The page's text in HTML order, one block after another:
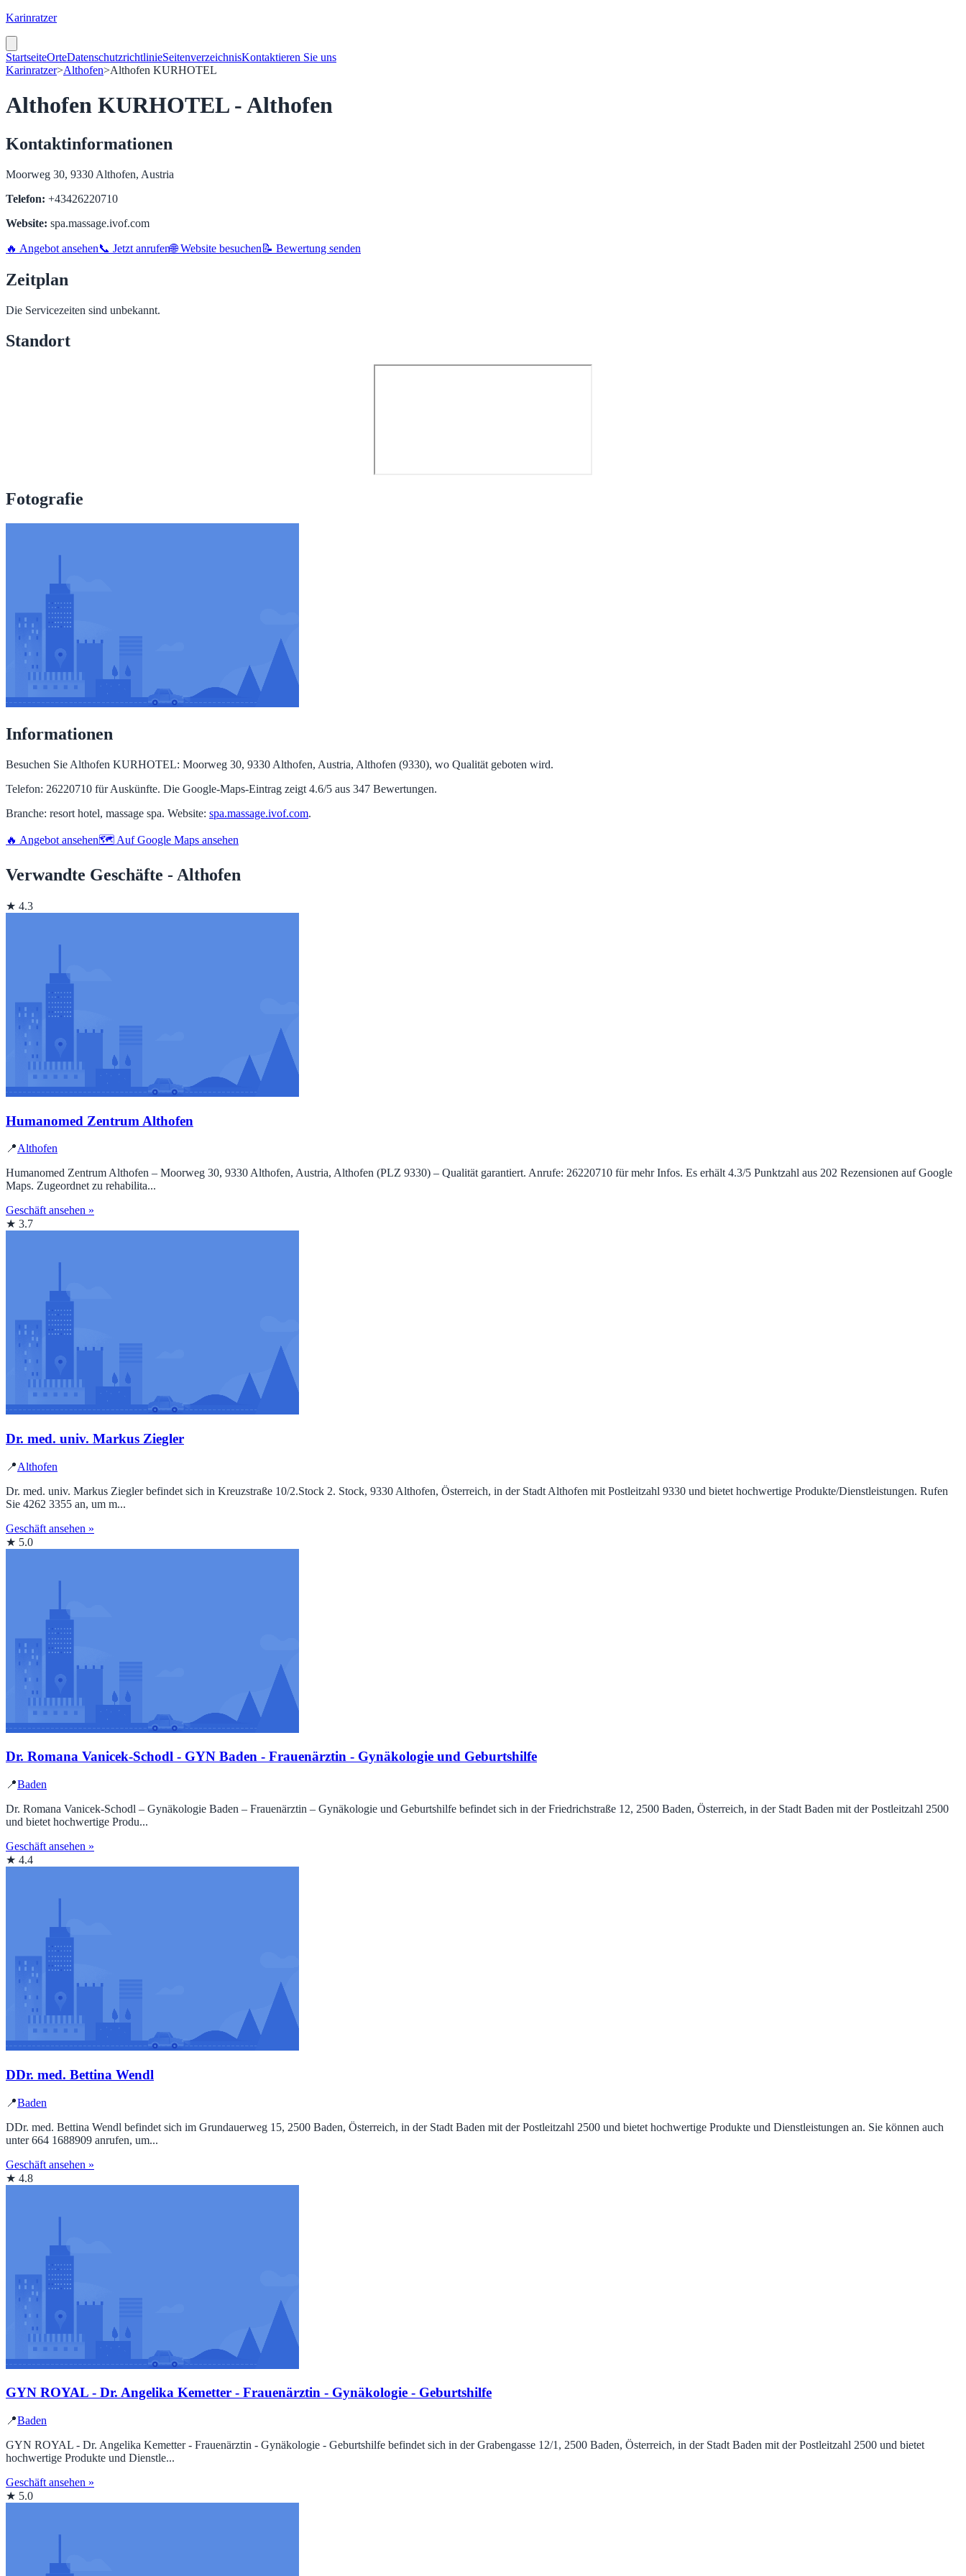
Karinratzer
StartseiteOrteDatenschutzrichtlinieSeitenverzeichnisKontaktieren Sie uns
Karinratzer>Althofen>Althofen KURHOTEL
Althofen KURHOTEL - Althofen
Kontaktinformationen
Moorweg 30, 9330 Althofen, Austria
Telefon: +43426220710
Website: spa.massage.ivof.com
🔥 Angebot ansehen📞 Jetzt anrufen🌐 Website besuchen 📝 Bewertung senden
Zeitplan
Die Servicezeiten sind unbekannt.
Standort
Fotografie
Informationen
Besuchen Sie Althofen KURHOTEL: Moorweg 30, 9330 Althofen, Austria, Althofen (9330), wo Qualität geboten wird.
Telefon: 26220710 für Auskünfte. Die Google‑Maps‑Eintrag zeigt 4.6/5 aus 347 Bewertungen.
Branche: resort hotel, massage spa. Website: spa.massage.ivof.com.
🔥 Angebot ansehen🗺️ Auf Google Maps ansehen
Verwandte Geschäfte - Althofen
★ 4.3
Humanomed Zentrum Althofen
📍Althofen
Humanomed Zentrum Althofen – Moorweg 30, 9330 Althofen, Austria, Althofen (PLZ 9330) – Qualität garantiert. Anrufe: 26220710 für mehr Infos. Es erhält 4.3/5 Punktzahl aus 202 Rezensionen auf Google
Maps. Zugeordnet zu rehabilita...
Geschäft ansehen »
★ 3.7
Dr. med. univ. Markus Ziegler
📍Althofen
Dr. med. univ. Markus Ziegler befindet sich in Kreuzstraße 10/2.Stock 2. Stock, 9330 Althofen, Österreich, in der Stadt Althofen mit Postleitzahl 9330 und bietet hochwertige Produkte/Dienstleistungen. Rufen
Sie 4262 3355 an, um m...
Geschäft ansehen »
★ 5.0
Dr. Romana Vanicek-Schodl - GYN Baden - Frauenärztin - Gynäkologie und Geburtshilfe
📍Baden
Dr. Romana Vanicek-Schodl – Gynäkologie Baden – Frauenärztin – Gynäkologie und Geburtshilfe befindet sich in der Friedrichstraße 12, 2500 Baden, Österreich, in der Stadt Baden mit der Postleitzahl 2500
und bietet hochwertige Produ...
Geschäft ansehen »
★ 4.4
DDr. med. Bettina Wendl
📍Baden
DDr. med. Bettina Wendl befindet sich im Grundauerweg 15, 2500 Baden, Österreich, in der Stadt Baden mit der Postleitzahl 2500 und bietet hochwertige Produkte und Dienstleistungen an. Sie können auch
unter 664 1688909 anrufen, um...
Geschäft ansehen »
★ 4.8
GYN ROYAL - Dr. Angelika Kemetter - Frauenärztin - Gynäkologie - Geburtshilfe
📍Baden
GYN ROYAL - Dr. Angelika Kemetter - Frauenärztin - Gynäkologie - Geburtshilfe befindet sich in der Grabengasse 12/1, 2500 Baden, Österreich, in der Stadt Baden mit der Postleitzahl 2500 und bietet
hochwertige Produkte und Dienstle...
Geschäft ansehen »
★ 5.0